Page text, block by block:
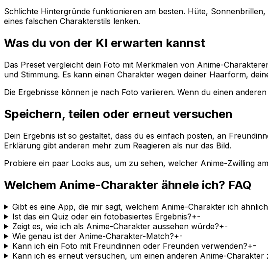
Schlichte Hintergründe funktionieren am besten. Hüte,
eines falschen Charakterstils lenken.
Was du von der KI erwarten kannst
Das Preset vergleicht dein Foto mit Merkmalen von Anime-
und Stimmung. Es kann einen Charakter wegen deiner Haarform,
Die Ergebnisse können je nach Foto variieren. Wenn du einen
Speichern, teilen oder erneut versuchen
Dein Ergebnis ist so gestaltet, dass du es einfach posten, an
Erklärung gibt anderen mehr zum Reagieren als nur das Bild.
Probiere ein paar Looks aus, um zu sehen, welcher Anime-Zwilling
Welchem Anime-Charakter ähnele ich? FAQ
Gibt es eine App, die mir sagt, welchem Anime-Charakter ich
Ist das ein Quiz oder ein fotobasiertes Ergebnis?+-
Zeigt es, wie ich als Anime-Charakter aussehen würde?+-
Wie genau ist der Anime-Charakter-Match?+-
Kann ich ein Foto mit Freundinnen oder Freunden verwenden?+-
Kann ich es erneut versuchen, um einen anderen Anime-Charakter